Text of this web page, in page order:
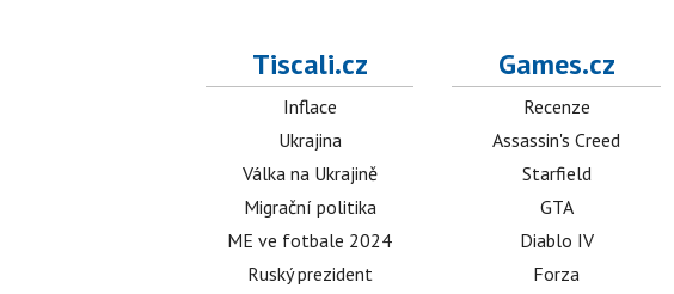
Tiscali.cz
Inflace
Ukrajina
Válka na Ukrajině
Migrační politika
ME ve fotbale 2024
Ruský prezident
Games.cz
Recenze
Assassin's Creed
Starfield
GTA
Diablo IV
Forza